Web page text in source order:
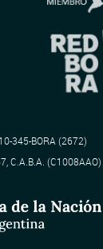
345-BORA (2672)
C.A.B.A. (C1008AAO)